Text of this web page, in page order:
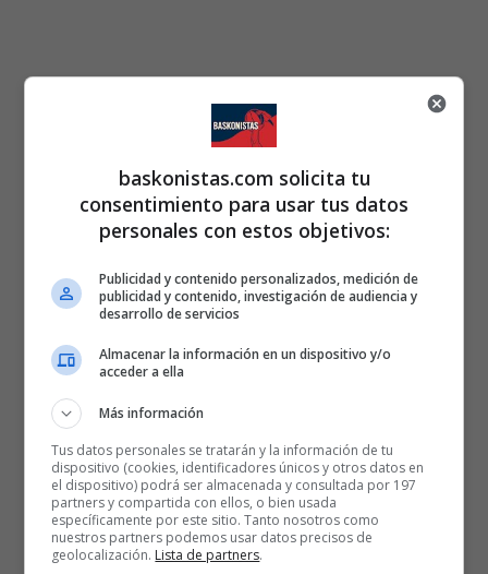
baskonistas.com solicita tu
consentimiento para usar tus datos
personales con estos objetivos:
Publicidad y contenido personalizados, medición de
publicidad y contenido, investigación de audiencia y
desarrollo de servicios
Almacenar la información en un dispositivo y/o
acceder a ella
Más información
Tus datos personales se tratarán y la información de tu
dispositivo (cookies, identificadores únicos y otros datos en
el dispositivo) podrá ser almacenada y consultada por 197
partners y compartida con ellos, o bien usada
específicamente por este sitio. Tanto nosotros como
nuestros partners podemos usar datos precisos de
geolocalización. Lista de partners.